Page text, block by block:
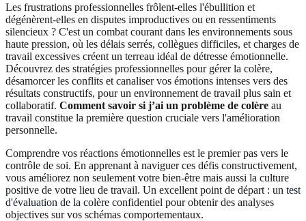
Les frustrations professionnelles frôlent-elles l'ébullition et
dégénèrent-elles en disputes improductives ou en ressentiments
silencieux ? C'est un combat courant dans les environnements sous
haute pression, où les délais serrés, collègues difficiles, et charges de
travail excessives créent un terreau idéal de détresse émotionnelle.
Découvrez des stratégies professionnelles pour gérer la colère,
désamorcer les conflits et canaliser vos émotions intenses vers des
résultats constructifs, pour un environnement de travail plus sain et
collaboratif. Comment savoir si j’ai un problème de colère au
travail constitue la première question cruciale vers l'amélioration
personnelle.
Comprendre vos réactions émotionnelles est le premier pas vers le
contrôle de soi. En apprenant à naviguer ces défis constructivement,
vous améliorez non seulement votre bien-être mais aussi la culture
positive de votre lieu de travail. Un excellent point de départ : un test
d'évaluation de la colère confidentiel pour obtenir des analyses
objectives sur vos schémas comportementaux.